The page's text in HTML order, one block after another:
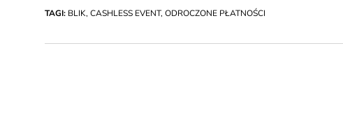
TAGI: BLIK, CASHLESS EVENT, ODROCZONE PŁATNOŚCI